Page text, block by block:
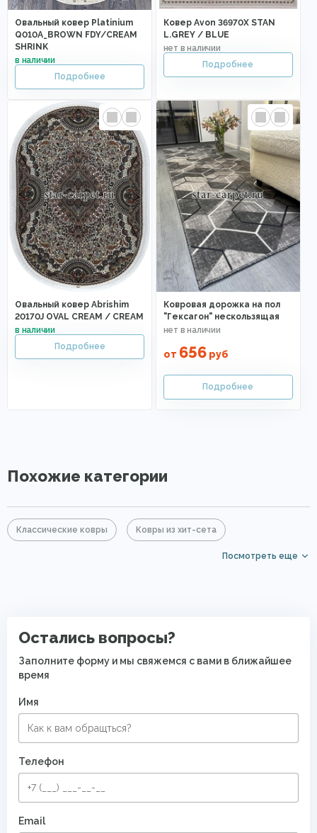
Овальный ковер Platinium
Q010A_BROWN FDY/CREAM
SHRINK
Ковер Avon 36970X STAN
L.GREY / BLUE
Овальный ковер Abrishim
20170J OVAL CREAM / CREAM
Ковровая дорожка на пол
"Гексагон" нескользящая
от 656руб
Похожие категории
Классические ковры Ковры из хит-сета
Ковры без ворса
Ковры с коротким ворсом
Дизайнерские ковры
Ковровые дорожки для гостиниц
Ковровые дорожки шириной 1 метр
Посмотреть еще
Остались вопросы?
Заполните форму и мы свяжемся с вами в ближайшее
время
Имя
Телефон
Email